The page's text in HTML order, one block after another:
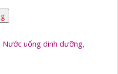
Nước uống dinh dưỡng,